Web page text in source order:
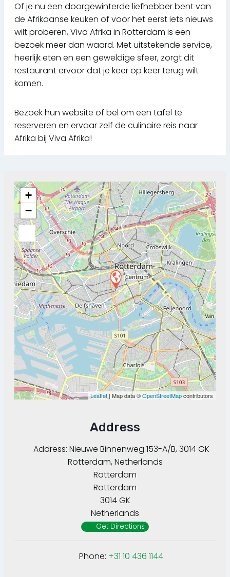
Of je nu een doorgewinterde liefhebber bent van
de Afrikaanse keuken of voor het eerst iets nieuws
wilt proberen, Viva Afrika in Rotterdam is een
bezoek meer dan waard. Met uitstekende service,
heerlijk eten en een geweldige sfeer, zorgt dit
restaurant ervoor dat je keer op keer terug wilt
komen.
Bezoek hun website of bel om een tafel te
reserveren en ervaar zelf de culinaire reis naar
Afrika bij Viva Afrika!
+
−
Leaflet | Map data ©OpenStreetMapcontributors
Address
Address: Nieuwe Binnenweg 153-A/B, 3014 GK
Rotterdam, Netherlands
Rotterdam
Rotterdam
3014 GK
Netherlands
Get Directions
Phone: +31 10 436 1144